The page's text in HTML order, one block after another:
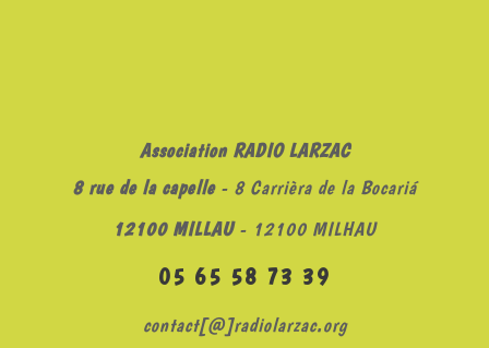
Association RADIO LARZAC
8 rue de la capelle- 8 Carrièra de la Bocariá
12100 MILLAU- 12100 MILHAU
05 65 58 73 39
contact[@]radiolarzac.org